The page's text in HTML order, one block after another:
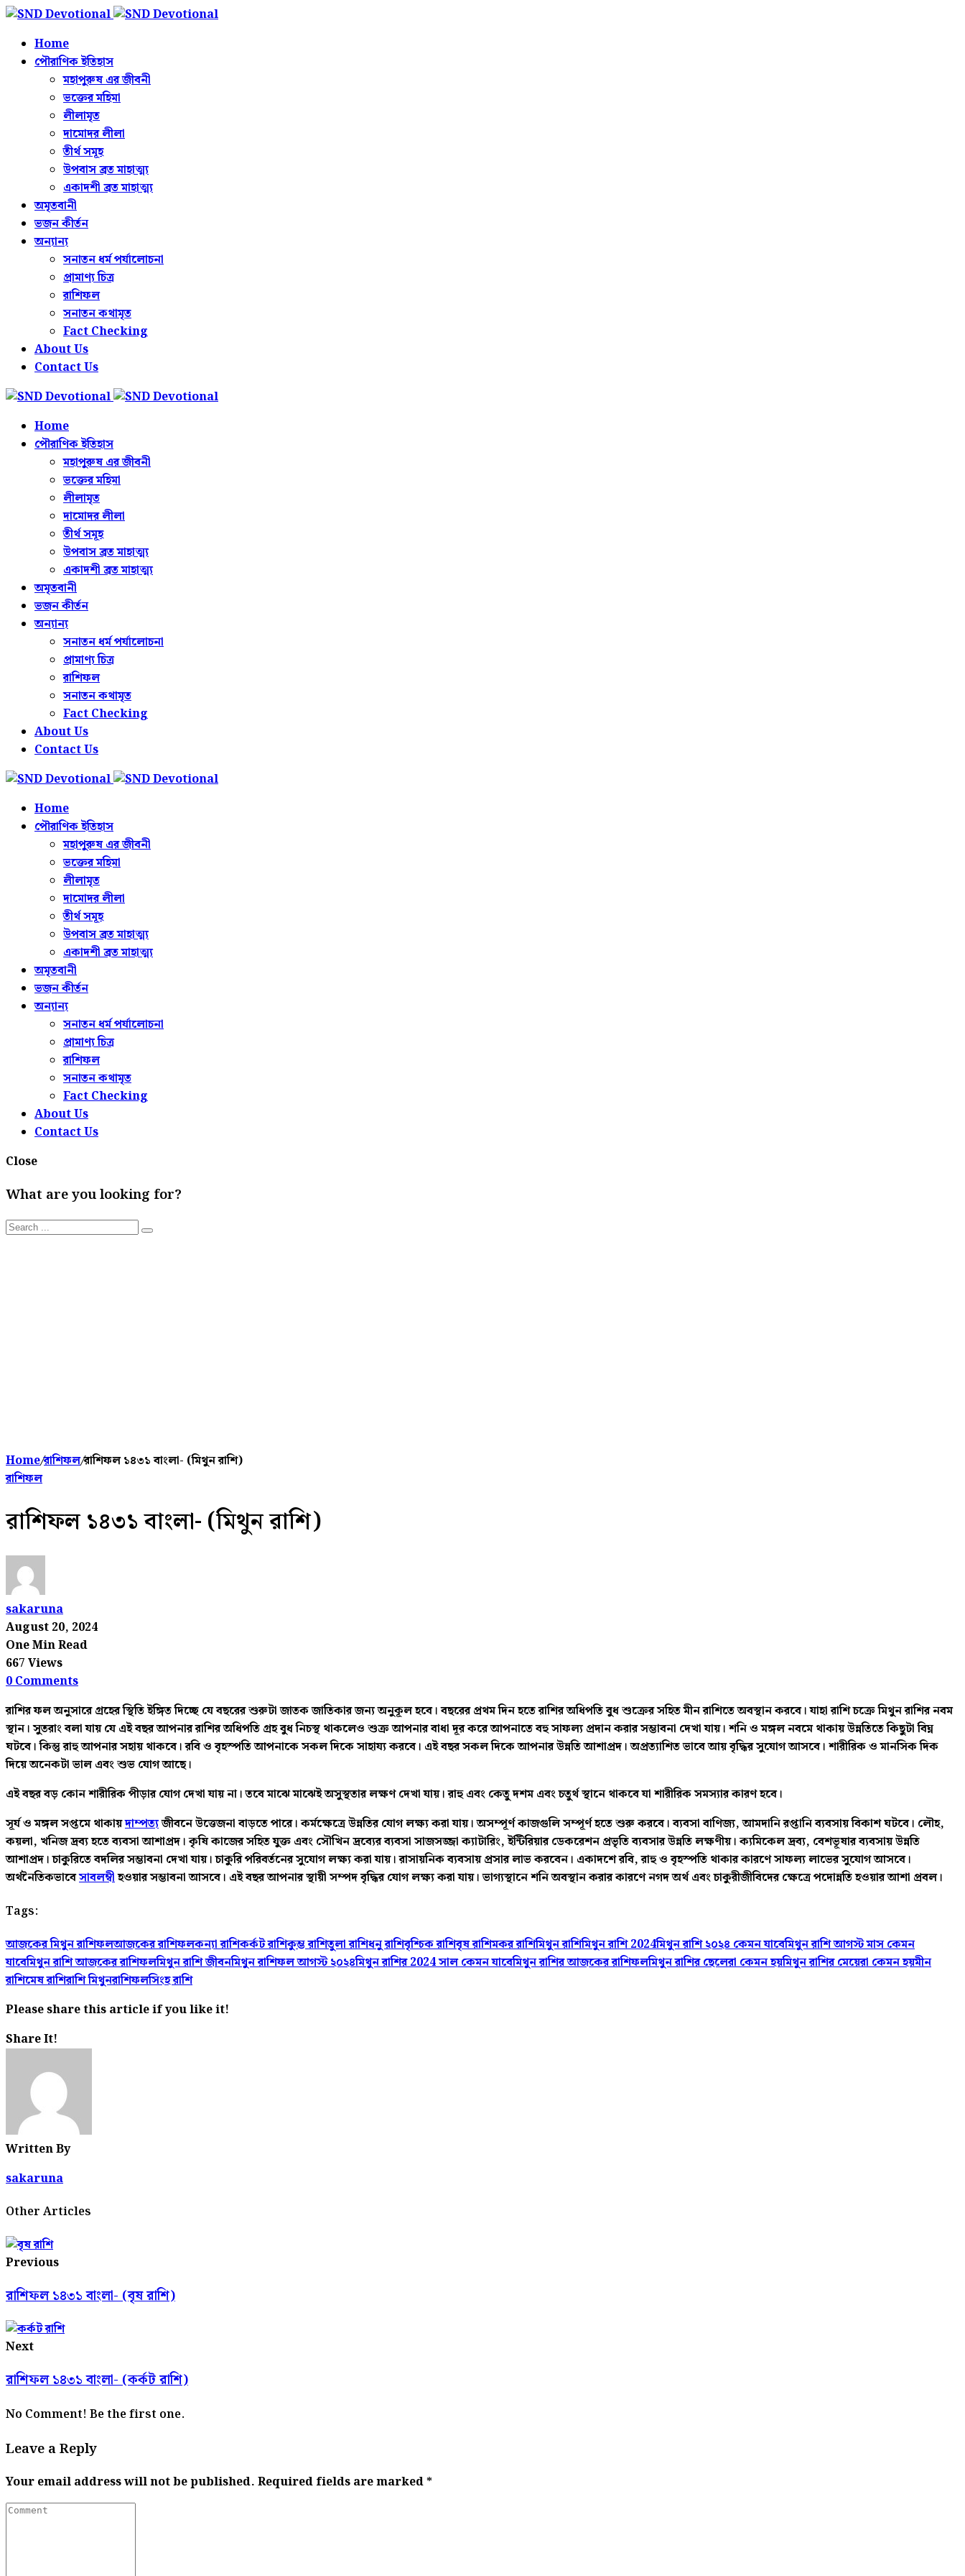
Home
পৌরাণিক ইতিহাস
মহাপুরুষ এর জীবনী
ভক্তের মহিমা
লীলামৃত
দামোদর লীলা
তীর্থ সমূহ
উপবাস ব্রত মাহাত্ম্য
একাদশী ব্রত মাহাত্ম্য
অমৃতবানী
ভজন কীর্তন
অন্যান্য
সনাতন ধর্ম পর্যালোচনা
প্রামাণ্য চিত্র
রাশিফল
সনাতন কথামৃত
Fact Checking
About Us
Contact Us
Home
পৌরাণিক ইতিহাস
মহাপুরুষ এর জীবনী
ভক্তের মহিমা
লীলামৃত
দামোদর লীলা
তীর্থ সমূহ
উপবাস ব্রত মাহাত্ম্য
একাদশী ব্রত মাহাত্ম্য
অমৃতবানী
ভজন কীর্তন
অন্যান্য
সনাতন ধর্ম পর্যালোচনা
প্রামাণ্য চিত্র
রাশিফল
সনাতন কথামৃত
Fact Checking
About Us
Contact Us
Home
পৌরাণিক ইতিহাস
মহাপুরুষ এর জীবনী
ভক্তের মহিমা
লীলামৃত
দামোদর লীলা
তীর্থ সমূহ
উপবাস ব্রত মাহাত্ম্য
একাদশী ব্রত মাহাত্ম্য
অমৃতবানী
ভজন কীর্তন
অন্যান্য
সনাতন ধর্ম পর্যালোচনা
প্রামাণ্য চিত্র
রাশিফল
সনাতন কথামৃত
Fact Checking
About Us
Contact Us
Close
What are you looking for?
Home/রাশিফল/রাশিফল ১৪৩১ বাংলা- (মিথুন রাশি)
রাশিফল
রাশিফল ১৪৩১ বাংলা- (মিথুন রাশি)
sakaruna
August 20, 2024
One Min Read
667 Views
0 Comments
রাশির ফল অনুসারে গ্রহের স্থিতি ইঙ্গিত দিচ্ছে যে বছরের শুরুটা জাতক জাতিকার জন্য অনুকূল হবে। বছরের প্রথম দিন হতে রাশির অধিপতি বুধ শুক্রের সহিত মীন রাশিতে অবস্থান করবে। যাহা রাশি চক্রে মিথুন রাশির নবম
স্থান। সুতরাং বলা যায় যে এই বছর আপনার রাশির অধিপতি গ্রহ বুধ নিচস্থ থাকলেও শুক্র আপনার বাধা দূর করে আপনাতে বহু সাফল্য প্রদান করার সম্ভাবনা দেখা যায়। শনি ও মঙ্গল নবমে থাকায় উন্নতিতে কিছুটা বিঘ্ন
ঘটবে। কিন্তু রাহু আপনার সহায় থাকবে। রবি ও বৃহস্পতি আপনাকে সকল দিকে সাহায্য করবে। এই বছর সকল দিকে আপনার উন্নতি আশাপ্রদ। অপ্রত্যাশিত ভাবে আয় বৃদ্ধির সুযোগ আসবে। শারীরিক ও মানসিক দিক
দিয়ে অনেকটা ভাল এবং শুভ যোগ আছে।
এই বছর বড় কোন শারীরিক পীড়ার যোগ দেখা যায় না। তবে মাঝে মাঝেই অসুস্থতার লক্ষণ দেখা যায়। রাহু এবং কেতু দশম এবং চতুর্থ স্থানে থাকবে যা শারীরিক সমস্যার কারণ হবে।
সূর্য ও মঙ্গল সপ্তমে থাকায়দাম্পত্যজীবনে ‍উত্তেজনা বাড়তে পারে। কর্মক্ষেত্রে উন্নতির যোগ লক্ষ্য করা যায়। অসম্পূর্ণ কাজগুলি সম্পূর্ণ হতে শুরু করবে। ব্যবসা বাণিজ্য, আমদানি রপ্তানি ব্যবসায় বিকাশ ঘটবে। লৌহ,
কয়লা, খনিজ দ্রব্য হতে ব্যবসা আশাপ্রদ। কৃষি কাজের সহিত যুক্ত এবং সৌখিন দ্রব্যের ব্যবসা সাজসজ্জা ক্যাটারিং, ইন্টিরিয়ার ডেকরেশন প্রভৃতি ব্যবসার উন্নতি লক্ষণীয়। ক্যমিকেল দ্রব্য, বেশভূষার ব্যবসায় উন্নতি
আশাপ্রদ। চাকুরিতে বদলির সম্ভাবনা দেখা যায়। চাকুরি পরিবর্তনের সুযোগ লক্ষ্য করা যায়। রাসায়নিক ব্যবসায় প্রসার লাভ করবেন। একাদশে রবি, রাহু ও বৃহস্পতি থাকার কারণে সাফল্য লাভের সুযোগ আসবে।
অর্থনৈতিকভাবেসাবলম্বীহওয়ার সম্ভাবনা আসবে। এই বছর আপনার স্থায়ী সম্পদ বৃদ্ধির যোগ লক্ষ্য করা যায়। ভাগ্যস্থানে শনি অবস্থান করার কারণে নগদ অর্থ এবং চাকুরীজীবিদের ক্ষেত্রে পদোন্নতি হওয়ার আশা প্রবল।
Tags:
আজকের মিথুন রাশিফলআজকের রাশিফলকন্যা রাশিকর্কট রাশিকুম্ভ রাশিতুলা রাশিধনু রাশিবৃশ্চিক রাশিবৃষ রাশিমকর রাশিমিথুন রাশিমিথুন রাশি 2024মিথুন রাশি ২০২৪ কেমন যাবেমিথুন রাশি আগস্ট মাস কেমন
যাবেমিথুন রাশি আজকের রাশিফলমিথুন রাশি জীবনমিথুন রাশিফল আগস্ট ২০২৪মিথুন রাশির 2024 সাল কেমন যাবেমিথুন রাশির আজকের রাশিফলমিথুন রাশির ছেলেরা কেমন হয়মিথুন রাশির মেয়েরা কেমন হয়মীন
রাশিমেষ রাশিরাশি মিথুনরাশিফলসিংহ রাশি
Please share this article if you like it!
Share It!
Written By
sakaruna
Other Articles
Previous
রাশিফল ১৪৩১ বাংলা- (বৃষ রাশি)
Next
রাশিফল ১৪৩১ বাংলা- (কর্কট রাশি)
No Comment! Be the first one.
Leave a Reply
Your email address will not be published. Required fields are marked*